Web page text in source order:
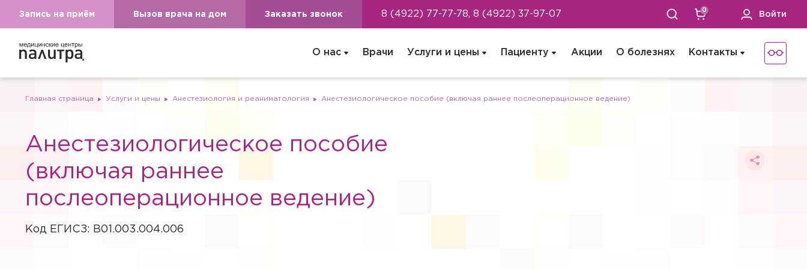
Запись на приём Вызов врача на дом Заказать звонок 8 (4922) 77-77-78, 8 (4922) 37-97-07 0
Войти
О нас Врачи Услуги и цены Пациенту Акции О болезнях Контакты
Главная страница Услуги и цены Анестезиология и реаниматология Анестезиологическое пособие (включая раннее послеоперационное ведение)
Анестезиологическое пособие
(включая раннее
послеоперационное ведение)
Код ЕГИСЗ: B01.003.004.006